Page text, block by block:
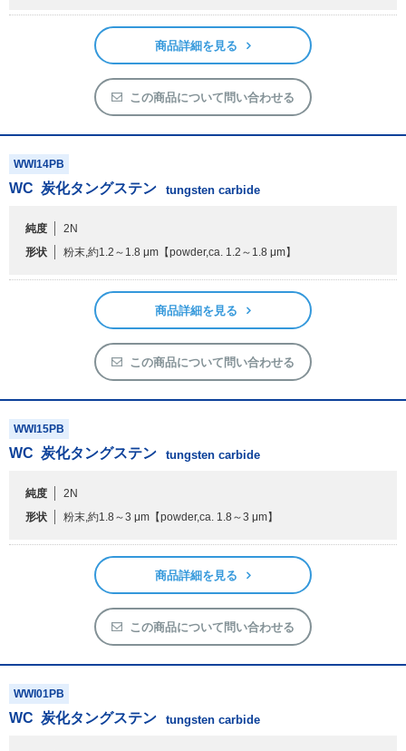
化学式で検索
和名・英名で検索
CAS番号で検索
カテゴリで検索する
商品分類
化学教材・オリジナルグッズ
商品詳細を見る
この商品について問い合わせる
WWI14PB
WC 炭化タングステン tungsten carbide
純度
2N
形状
粉末,約1.2～1.8 μm 【powder,ca. 1.2～1.8 μm】
商品詳細を見る
この商品について問い合わせる
WWI15PB
WC 炭化タングステン tungsten carbide
純度
2N
形状
粉末,約1.8～3 μm 【powder,ca. 1.8～3 μm】
商品詳細を見る
この商品について問い合わせる
WWI01PB
WC 炭化タングステン tungsten carbide